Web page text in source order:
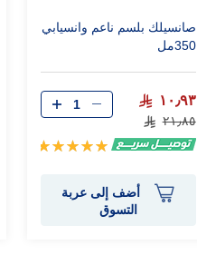
صانسيلك بلسم ناعم وانسيابي
350مل
١٠٫٩٣
٢١٫٨٥
تقييم:
أضف إلى عربة
التسوق